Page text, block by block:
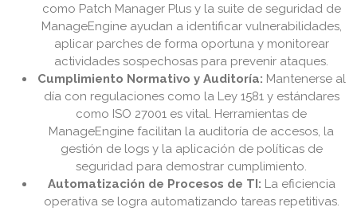
como Patch Manager Plus y la suite de seguridad de
ManageEngine ayudan a identificar vulnerabilidades,
aplicar parches de forma oportuna y monitorear
actividades sospechosas para prevenir ataques.
Cumplimiento Normativo y Auditoría: Mantenerse al
día con regulaciones como la Ley 1581 y estándares
como ISO 27001 es vital. Herramientas de
ManageEngine facilitan la auditoría de accesos, la
gestión de logs y la aplicación de políticas de
seguridad para demostrar cumplimiento.
Automatización de Procesos de TI: La eficiencia
operativa se logra automatizando tareas repetitivas.